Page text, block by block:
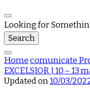
Looking for
Homecomunicate
EXCELSIOR | 10 – 13
Updated on10/03/